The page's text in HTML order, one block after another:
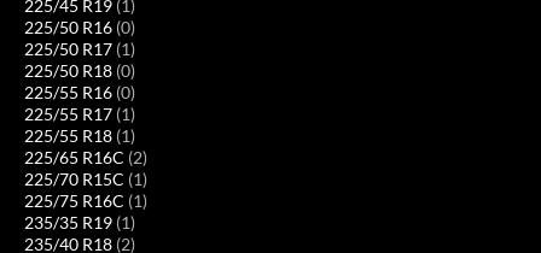
225/45 R19 (1)
225/50 R16 (0)
225/50 R17 (1)
225/50 R18 (0)
225/55 R16 (0)
225/55 R17 (1)
225/55 R18 (1)
225/65 R16C (2)
225/70 R15C (1)
225/75 R16C (1)
235/35 R19 (1)
235/40 R18 (2)